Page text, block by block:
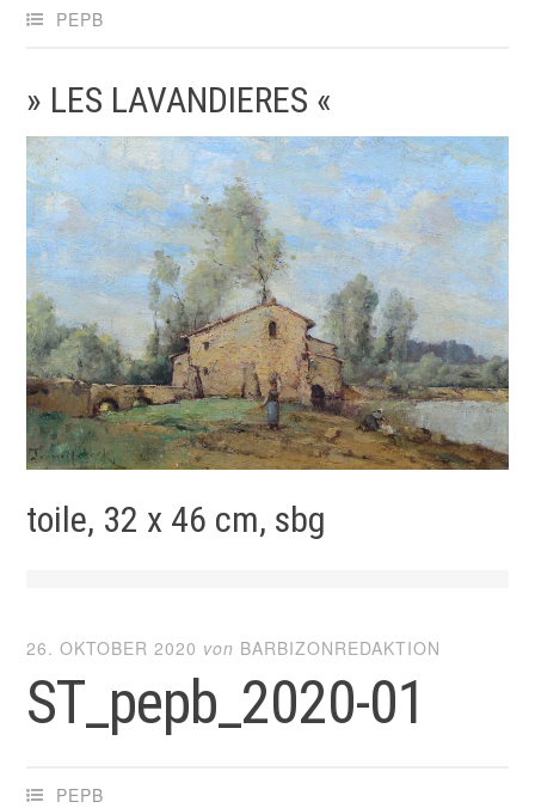
PEPB
» LES LAVANDIERES «
toile, 32 x 46 cm, sbg
26. OKTOBER 2020 von BARBIZONREDAKTION
ST_pepb_2020-01
PEPB